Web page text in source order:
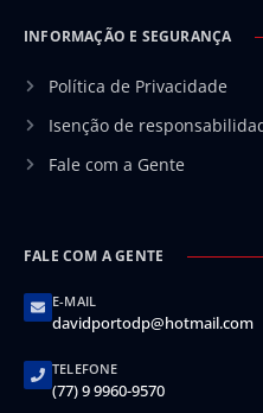
INFORMAÇÃO E SEGURANÇA
Política de Privacidade
Isenção de
Fale com a Gente
FALE COM A GENTE
E-MAIL
davidportodp@hotmail.com
TELEFONE
(77) 9 9960-9570